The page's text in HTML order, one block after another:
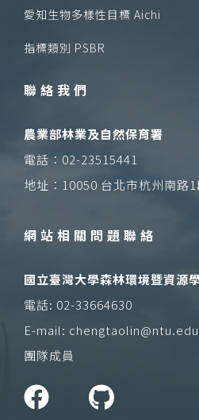
愛知生物多樣性目標 Aichi
指標類別 PSBR
聯絡我們
農業部林業及自然保育署
電話：02-23515441
地址：10050 台北市杭州南路
網站相關問題聯絡
國立臺灣大學森林環境暨資源
電話: 02-33664630
E-mail:
團隊成員